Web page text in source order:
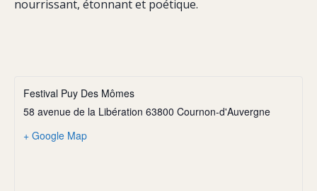
nourrissant, étonnant et poétique.
Festival Puy Des Mômes
58 avenue de la Libération 63800 Cournon-d'Auvergne
+ Google Map